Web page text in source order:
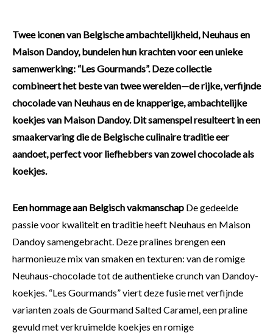
Twee iconen van Belgische ambachtelijkheid, Neuhaus en
Maison Dandoy, bundelen hun krachten voor een unieke
samenwerking: “Les Gourmands”. Deze collectie
combineert het beste van twee werelden—de rijke, verfijnde
chocolade van Neuhaus en de knapperige, ambachtelijke
koekjes van Maison Dandoy. Dit samenspel resulteert in een
smaakervaring die de Belgische culinaire traditie eer
aandoet, perfect voor liefhebbers van zowel chocolade als
koekjes.
Een hommage aan Belgisch vakmanschap De gedeelde
passie voor kwaliteit en traditie heeft Neuhaus en Maison
Dandoy samengebracht. Deze pralines brengen een
harmonieuze mix van smaken en texturen: van de romige
Neuhaus-chocolade tot de authentieke crunch van Dandoy-
koekjes. “Les Gourmands” viert deze fusie met verfijnde
varianten zoals de Gourmand Salted Caramel, een praline
gevuld met verkruimelde koekjes en romige